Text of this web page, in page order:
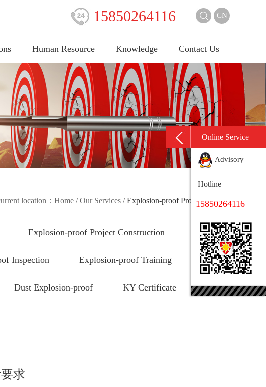
15850264116 CN
Human Resource Knowledge Contact Us
location： Home /Our Services /Explosion-proof Product Design
Explosion-proof Project Construction
Inspection Explosion-proof Training
Dust Explosion-proof KY Certificate
求
Online Service
Advisory
Hotline
15850264116